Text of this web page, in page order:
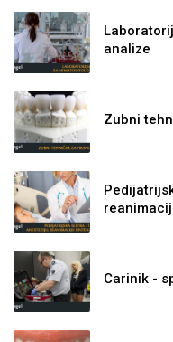
analize
Zubni
Carinik -